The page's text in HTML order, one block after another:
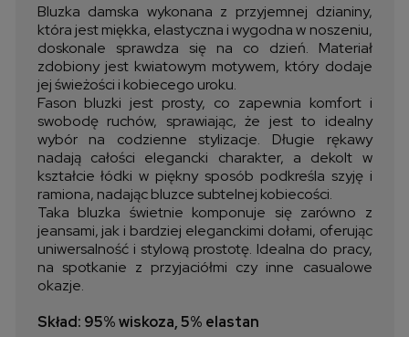
Bluzka damska wykonana z przyjemnej dzianiny,
która jest miękka, elastyczna i wygodna w noszeniu,
doskonale sprawdza się na co dzień. Materiał
zdobiony jest kwiatowym motywem, który dodaje
jej świeżości i kobiecego uroku.
Fason bluzki jest prosty, co zapewnia komfort i
swobodę ruchów, sprawiając, że jest to idealny
wybór na codzienne stylizacje. Długie rękawy
nadają całości elegancki charakter, a dekolt w
kształcie łódki w piękny sposób podkreśla szyję i
ramiona, nadając bluzce subtelnej kobiecości.
Taka bluzka świetnie komponuje się zarówno z
jeansami, jak i bardziej eleganckimi dołami, oferując
uniwersalność i stylową prostotę. Idealna do pracy,
na spotkanie z przyjaciółmi czy inne casualowe
okazje.
Skład: 95% wiskoza, 5% elastan